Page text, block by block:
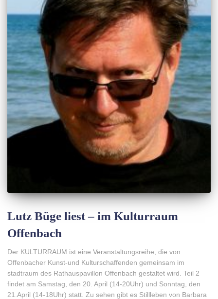
Lutz Büge liest – im Kulturraum
Offenbach
Der KULTURRAUM ist eine Veranstaltungsreihe, die von
Offenbacher Kunst-und Kulturschaffenden gemeinsam im
stadtraum des Rathauspavillon Offenbach gestaltet wird. Teil 2
findet am Samstag, den 20. April (14-20Uhr) und Sonntag, den
21.April (14-18Uhr) statt. Zu sehen gibt es Stillleben von Barbara